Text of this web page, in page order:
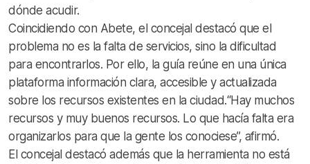
dónde acudir.
Coincidiendo con Abete, el concejal destacó que el
problema no es la falta de servicios, sino la dificultad
para encontrarlos. Por ello, la guía reúne en una única
plataforma información clara, accesible y actualizada
sobre los recursos existentes en la ciudad.“Hay muchos
recursos y muy buenos recursos. Lo que hacía falta era
organizarlos para que la gente los conociese”, afirmó.
El concejal destacó además que la herramienta no está